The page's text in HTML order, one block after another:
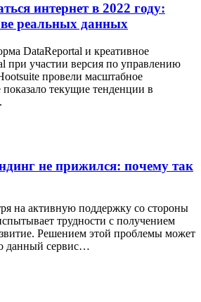
интернет в 2022 году:
реальных данных
DataReportal и креативное
при участии версия по управлению
провели масштабное
показало текущие тенденции в
не прижился: почему так
на активную поддержку со стороны
трудности с получением
Решением этой проблемы может
данный сервис…